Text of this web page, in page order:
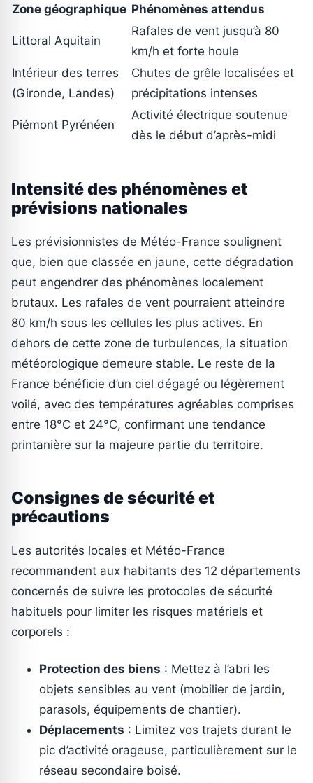
Zone géographique Phénomènes attendus
Littoral Aquitain
Rafales de vent jusqu’à 80
km/h et forte houle
Intérieur des terres
(Gironde, Landes)
Chutes de grêle localisées et
précipitations intenses
Piémont Pyrénéen
Activité électrique soutenue
dès le début d’après-midi
Intensité des phénomènes et
prévisions nationales
Les prévisionnistes de Météo-France soulignent
que, bien que classée en jaune, cette dégradation
peut engendrer des phénomènes localement
brutaux. Les rafales de vent pourraient atteindre
80 km/h sous les cellules les plus actives. En
dehors de cette zone de turbulences, la situation
météorologique demeure stable. Le reste de la
France bénéficie d’un ciel dégagé ou légèrement
voilé, avec des températures agréables comprises
entre 18°C et 24°C, confirmant une tendance
printanière sur la majeure partie du territoire.
Consignes de sécurité et
précautions
Les autorités locales et Météo-France
recommandent aux habitants des 12 départements
concernés de suivre les protocoles de sécurité
habituels pour limiter les risques matériels et
corporels :
Protection des biens : Mettez à l’abri les
objets sensibles au vent (mobilier de jardin,
parasols, équipements de chantier).
Déplacements : Limitez vos trajets durant le
pic d’activité orageuse, particulièrement sur le
réseau secondaire boisé.